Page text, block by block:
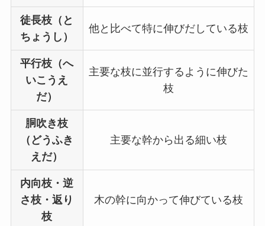
徒長枝（と
ちょうし）
他と比べて特に伸びだしている枝
平行枝（へ
いこうえ
だ）
主要な枝に並行するように伸びた
枝
胴吹き枝
（どうふき
えだ）
主要な幹から出る細い枝
内向枝・逆
さ枝・返り
枝
木の幹に向かって伸びている枝